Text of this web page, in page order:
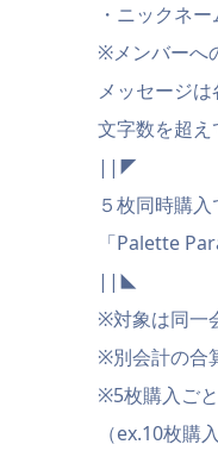
・ニックネ
※メンバーへ
メッセージは
文字数を超え
５枚同時購入
「Palette
※対象は同一
※別会計の合
※5枚購入ご
（ex.10枚購